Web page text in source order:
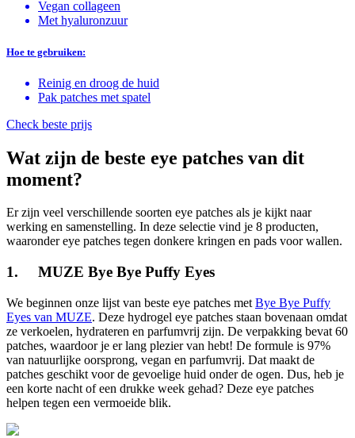
Vegan collageen
Met hyaluronzuur
Hoe te gebruiken:
Reinig en droog de huid
Pak patches met spatel
Check beste prijs
Wat zijn de beste eye patches van dit
moment?
Er zijn veel verschillende soorten eye patches als je kijkt naar
werking en samenstelling. In deze selectie vind je 8 producten,
waaronder eye patches tegen donkere kringen en pads voor wallen.
1. MUZE Bye Bye Puffy Eyes
We beginnen onze lijst van beste eye patches met Bye Bye Puffy
Eyes van MUZE. Deze hydrogel eye patches staan bovenaan omdat
ze verkoelen, hydrateren en parfumvrij zijn. De verpakking bevat 60
patches, waardoor je er lang plezier van hebt! De formule is 97%
van natuurlijke oorsprong, vegan en parfumvrij. Dat maakt de
patches geschikt voor de gevoelige huid onder de ogen. Dus, heb je
een korte nacht of een drukke week gehad? Deze eye patches
helpen tegen een vermoeide blik.